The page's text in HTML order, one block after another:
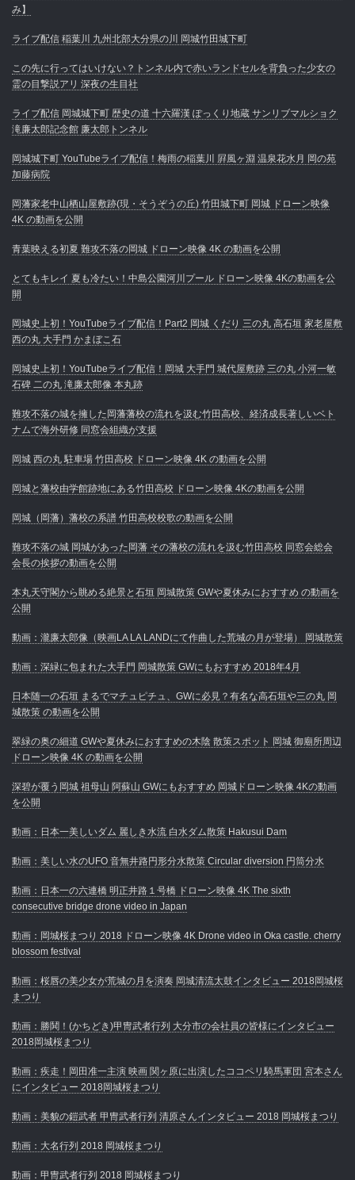
み】
ライブ配信 稲葉川 九州北部大分県の川 岡城竹田城下町
この先に行ってはいけない？トンネル内で赤いランドセルを背負った少女の
霊の目撃説アリ 深夜の生目社
ライブ配信 岡城城下町 歴史の道 十六羅漢 ぽっくり地蔵 サンリブマルショク
滝廉太郎記念館 廉太郎トンネル
岡城城下町 YouTubeライブ配信！梅雨の稲葉川 屛風ヶ淵 温泉花水月 岡の苑
加藤病院
岡藩家老中山栖山屋敷跡(現・そうぞうの丘) 竹田城下町 岡城 ドローン映像
4K の動画を公開
青葉映える初夏 難攻不落の岡城 ドローン映像 4K の動画を公開
とてもキレイ 夏も冷たい！中島公園河川プール ドローン映像 4Kの動画を公
開
岡城史上初！YouTubeライブ配信！Part2 岡城 くだり 三の丸 高石垣 家老屋敷
西の丸 大手門 かまぼこ石
岡城史上初！YouTubeライブ配信！岡城 大手門 城代屋敷跡 三の丸 小河一敏
石碑 二の丸 滝廉太郎像 本丸跡
難攻不落の城を擁した岡藩藩校の流れを汲む竹田高校、経済成長著しいベト
ナムで海外研修 同窓会組織が支援
岡城 西の丸 駐車場 竹田高校 ドローン映像 4K の動画を公開
岡城と藩校由学館跡地にある竹田高校 ドローン映像 4Kの動画を公開
岡城（岡藩）藩校の系譜 竹田高校校歌の動画を公開
難攻不落の城 岡城があった岡藩 その藩校の流れを汲む竹田高校 同窓会総会
会長の挨拶の動画を公開
本丸天守閣から眺める絶景と石垣 岡城散策 GWや夏休みにおすすめ の動画を
公開
動画：瀧廉太郎像（映画LA LA LANDにて作曲した荒城の月が登場） 岡城散策
動画：深緑に包まれた大手門 岡城散策 GWにもおすすめ 2018年4月
日本随一の石垣 まるでマチュピチュ、GWに必見？有名な高石垣や三の丸 岡
城散策 の動画を公開
翠緑の奥の細道 GWや夏休みにおすすめの木陰 散策スポット 岡城 御廟所周辺
ドローン映像 4K の動画を公開
深碧が覆う岡城 祖母山 阿蘇山 GWにもおすすめ 岡城ドローン映像 4Kの動画
を公開
動画：日本一美しいダム 麗しき水流 白水ダム散策 Hakusui Dam
動画：美しい水のUFO 音無井路円形分水散策 Circular diversion 円筒分水
動画：日本一の六連橋 明正井路１号橋 ドローン映像 4K The sixth
consecutive bridge drone video in Japan
動画：岡城桜まつり 2018 ドローン映像 4K Drone video in Oka castle. cherry
blossom festival
動画：桜唇の美少女が荒城の月を演奏 岡城清流太鼓インタビュー 2018岡城桜
まつり
動画：勝鬨！(かちどき)甲冑武者行列 大分市の会社員の皆様にインタビュー
2018岡城桜まつり
動画：疾走！岡田准一主演 映画 関ヶ原に出演したココペリ騎馬軍団 宮本さん
にインタビュー 2018岡城桜まつり
動画：美貌の鎧武者 甲冑武者行列 清原さんインタビュー 2018 岡城桜まつり
動画：大名行列 2018 岡城桜まつり
動画：甲冑武者行列 2018 岡城桜まつり